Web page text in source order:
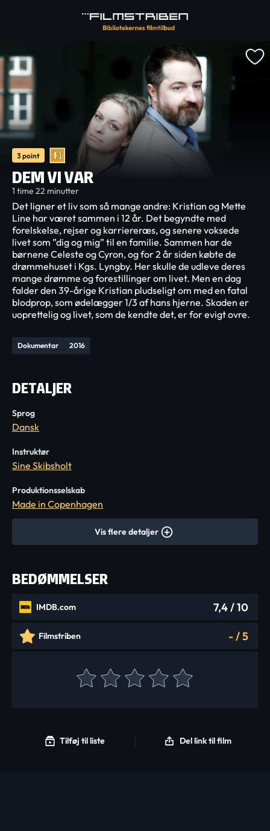
3 point
DEM VI VAR
1 time 22 minutter
Dokumentar 2016
Det ligner et liv som så mange andre: Kristian og Mette
Line har været sammen i 12 år. Det begyndte med
forelskelse, rejser og karriereræs, og senere voksede
livet som ”dig og mig” til en familie. Sammen har de
børnene Celeste og Cyron, og for 2 år siden købte de
drømmehuset i Kgs. Lyngby. Her skulle de udleve deres
mange drømme og forestillinger om livet. Men en dag
falder den 39-årige Kristian pludseligt om med en fatal
blodprop, som ødelægger 1/3 af hans hjerne. Skaden er
uoprettelig og livet, som de kendte det, er for evigt ovre.
DETALJER
Sprog
Dansk
Instruktør
Sine Skibsholt
Produktionsselskab
Made in Copenhagen
Vis flere detaljer
BEDØMMELSER
IMDB.com 7,4/ 10
Filmstriben -/5
Tilføj til liste Del link til film